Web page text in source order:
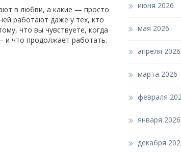
в любви, а какие — просто
работают даже у тех, кто
что вы чувствуете, когда
и что продолжает работать.
июня 2026
мая 2026
апреля 2026
марта 2026
февраля
января 2026
декабря